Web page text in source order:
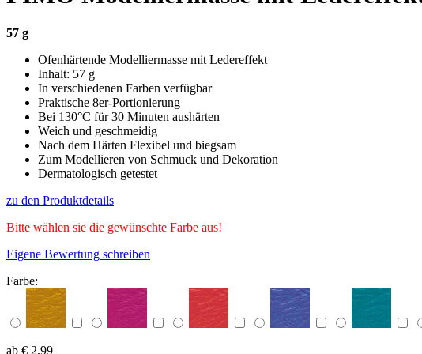
57 g
Ofenhärtende Modelliermasse mit Ledereffekt
Inhalt: 57 g
In verschiedenen Farben verfügbar
Praktische 8er-Portionierung
Bei 130°C für 30 Minuten aushärten
Weich und geschmeidig
Nach dem Härten Flexibel und biegsam
Zum Modellieren von Schmuck und Dekoration
Dermatologisch getestet
zu den Produktdetails
Bitte wählen sie die gewünschte Farbe aus!
Eigene Bewertung schreiben
Farbe:
ab € 2,99